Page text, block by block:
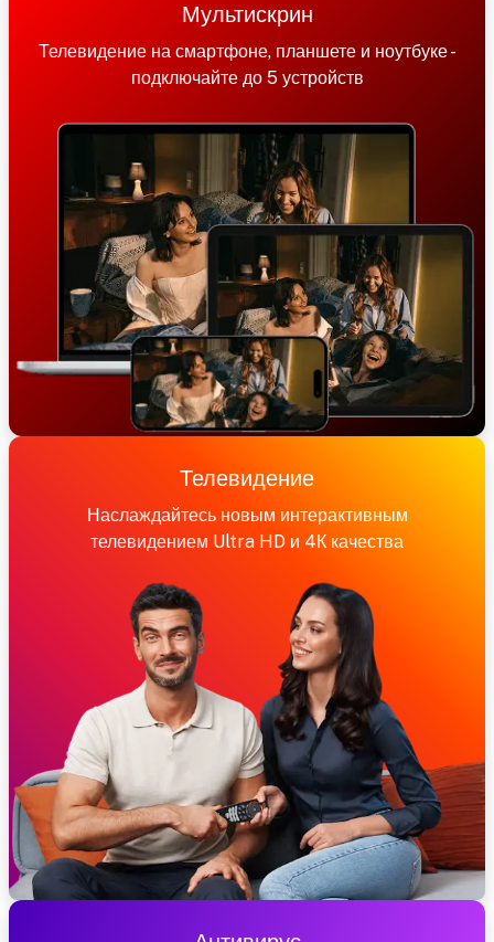
Мультискрин
Телевидение на смартфоне, планшете и ноутбуке -
подключайте до 5 устройств
Телевидение
Наслаждайтесь новым интерактивным
телевидением Ultra HD и 4К качества